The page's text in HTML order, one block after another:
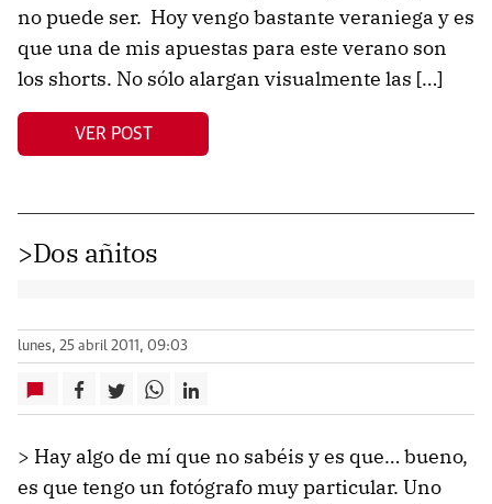
no puede ser. Hoy vengo bastante veraniega y es
que una de mis apuestas para este verano son
los shorts. No sólo alargan visualmente las […]
VER POST
>Dos añitos
lunes, 25 abril 2011, 09:03
> Hay algo de mí que no sabéis y es que… bueno,
es que tengo un fotógrafo muy particular. Uno